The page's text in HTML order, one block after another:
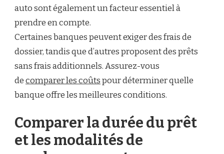
auto sont également un facteur essentiel à
prendre en compte.
Certaines banques peuvent exiger des frais de
dossier, tandis que d’autres proposent des prêts
sans frais additionnels. Assurez-vous
decomparer les coûtspour déterminer quelle
banque offre les meilleures conditions.
Comparer la durée du prêt
et les modalités de